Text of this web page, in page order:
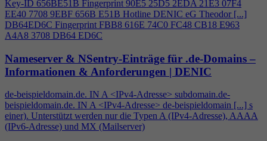
Key-ID 656BE51B Fingerprint 90E5 25D5 2EDA 21E3 07F4
EE40 7708 9EBF 656B E51B Hotline DENIC eG Theodor [...]
DB64ED6C Fingerprint FBB8 616E 74C0 FC48 CB18 E963
A4A8 3708 DB64 ED6C
Nameserver & NSentry-Einträge für .de-Domains –
Informationen & Anforderungen | DENIC
de-beispieldomain.de. IN A <IPv4-Adresse> subdomain.de-
beispieldomain.de. IN A <IPv4-Adresse> de-beispieldomain [...] s
einer). Unterstützt werden nur die Typen A (IPv4-Adresse), AAAA
(IPv6-Adresse) und MX (Mailserver)